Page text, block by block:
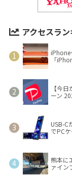
アクセスラ
iPhone
「
【今
ーン
USB-C
でPC
熊本に
ァイン